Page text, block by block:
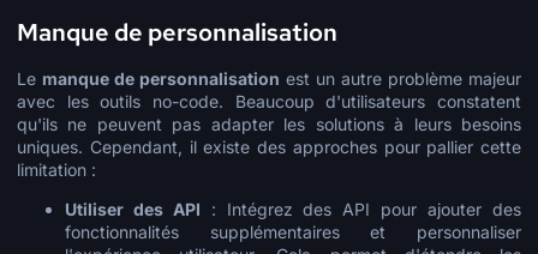
Manque de personnalisation
Le manque de personnalisation est un autre problème majeur
avec les outils no-code. Beaucoup d'utilisateurs constatent
qu'ils ne peuvent pas adapter les solutions à leurs besoins
uniques. Cependant, il existe des approches pour pallier cette
limitation :
Utiliser des API : Intégrez des API pour ajouter des
fonctionnalités supplémentaires et personnaliser